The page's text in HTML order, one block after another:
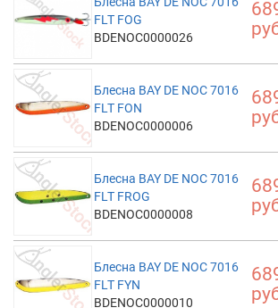
FLT FOG
BDENOC0000026
Блесна BAY DE NOC 7016
FLT FON
BDENOC0000006
Блесна BAY DE NOC 7016
FLT FROG
BDENOC0000008
Блесна BAY DE NOC 7016
FLT FYN
BDENOC0000010